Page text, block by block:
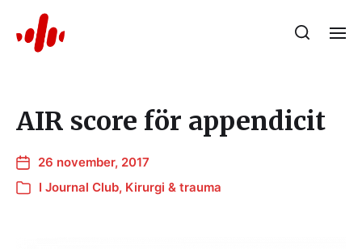
AIR score för appendicit
26 november, 2017
I Journal Club, Kirurgi & trauma